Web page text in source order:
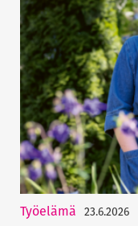
Työelämä 23.6.2026